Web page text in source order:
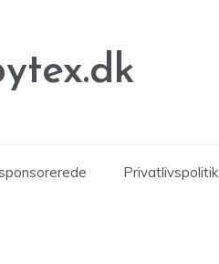
Privatlivspolitik